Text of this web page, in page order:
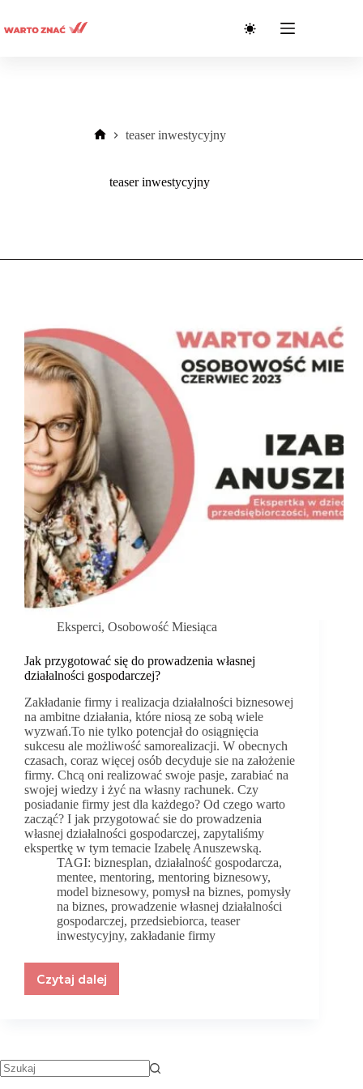
treści
teaser inwestycyjny
teaser inwestycyjny
Eksperci, Osobowość Miesiąca
Jak przygotować się do prowadzenia własnej
działalności gospodarczej?
Zakładanie firmy i realizacja działalności biznesowej
na ambitne działania, które niosą ze sobą wiele
wyzwań.To nie tylko potencjał do osiągnięcia
sukcesu ale możliwość samorealizacji. W obecnych
czasach, coraz więcej osób decyduje sie na założenie
firmy. Chcą oni realizować swoje pasje, zarabiać na
swojej wiedzy i żyć na własny rachunek. Czy
posiadanie firmy jest dla każdego? Od czego warto
zacząć? I jak przygotować sie do prowadzenia
własnej działalności gospodarczej, zapytaliśmy
ekspertkę w tym temacie Izabelę Anuszewską.
TAGI: biznesplan,działalność gospodarcza,
mentee, mentoring, mentoring biznesowy,
model biznesowy, pomysł na biznes, pomysły
na biznes, prowadzenie własnej działalności
gospodarczej, przedsiebiorca, teaser
inwestycyjny, zakładanie firmy
Czytaj dalej
Jak
własnej
działalności